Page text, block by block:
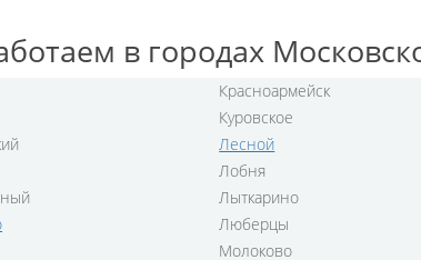
в городах
Красноармейск
Куровское
Лесной
Лобня
Лыткарино
Люберцы
Молоково